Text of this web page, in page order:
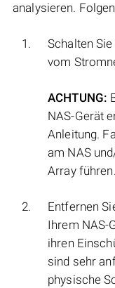
analysieren.
Schalten
vom
ACHTUNG:
NAS-Gerät
Anleitung.
am NAS
Array führen.
Entfernen
Ihrem NAS-
ihren
sind sehr
physische